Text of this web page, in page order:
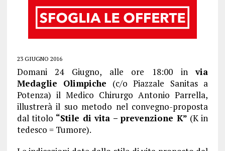
23 GIUGNO 2016
Domani 24 Giugno, alle ore 18:00 invia
Medaglie Olimpiche (c/o Piazzale Sanitas a
Potenza) il Medico Chirurgo Antonio Parrella,
illustrerà il suo metodo nel convegno-proposta
dal titolo “Stile di vita – prevenzione K” (K in
tedesco = Tumore).